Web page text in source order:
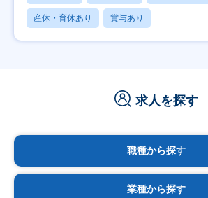
産休・育休あり 賞与あり
求人を探す
職種から探す
業種から探す